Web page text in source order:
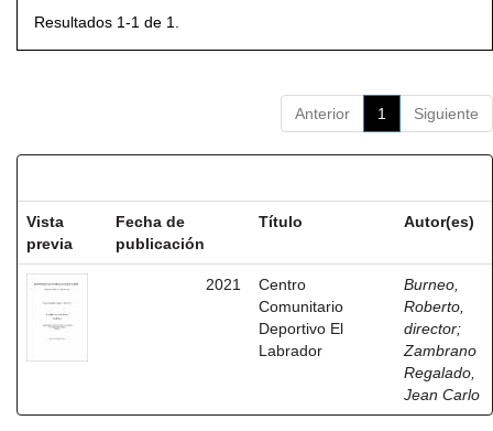
Resultados 1-1 de 1.
Anterior 1 Siguiente
Vista
previa
Fecha de
publicación
Título Autor(es)
2021
Centro
Comunitario
Deportivo El
Labrador
Burneo,
Roberto,
director;
Zambrano
Regalado,
Jean Carlo